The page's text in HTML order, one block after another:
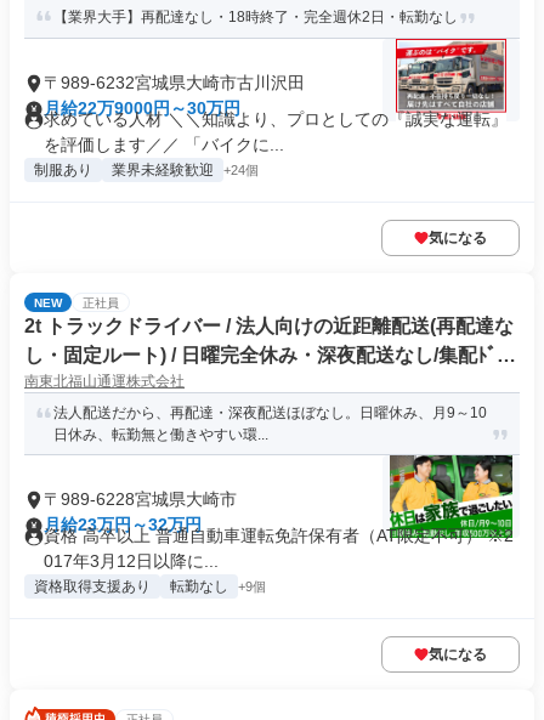
【業界大手】再配達なし・18時終了・完全週休2日・転勤なし
〒989-6232宮城県大崎市古川沢田
月給22万9000円～30万円
求めている人材 ＼＼知識より、プロとしての『誠実な運転』
を評価します／／ 「バイクに...
制服あり 業界未経験歓迎 +24個
気になる
NEW 正社員
2t トラックドライバー / 法人向けの近距離配送(再配達な
し・固定ルート) / 日曜完全休み・深夜配送なし/集配ﾄﾞﾗｲ
ﾊﾞｰ2t(正社員)
南東北福山通運株式会社
法人配送だから、再配達・深夜配送ほぼなし。日曜休み、月9～10
日休み、転勤無と働きやすい環...
〒989-6228宮城県大崎市
月給23万円～32万円
資格 高卒以上 普通自動車運転免許保有者（AT限定不可） ※2
017年3月12日以降に...
資格取得支援あり 転勤なし +9個
気になる